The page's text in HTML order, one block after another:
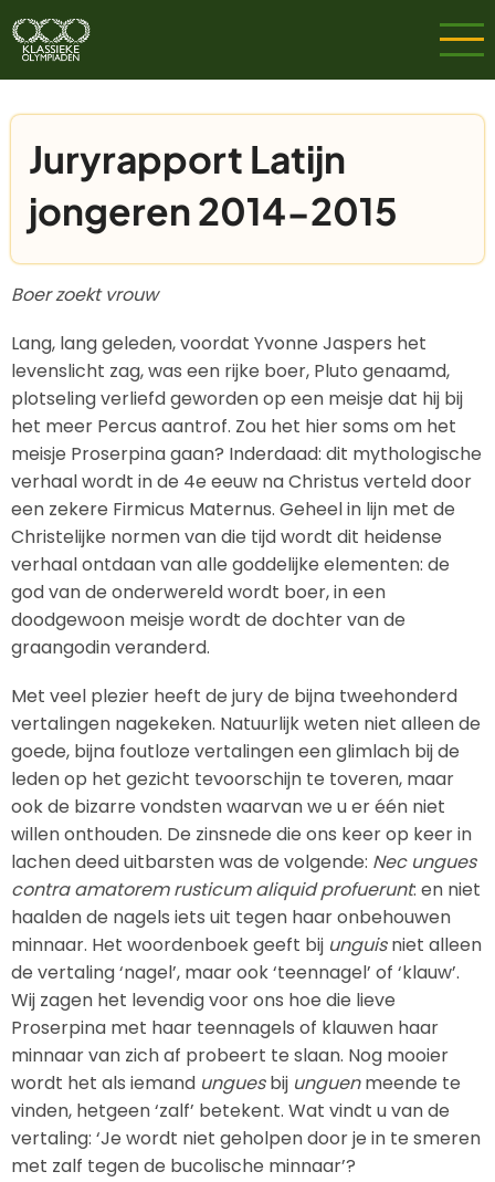
Overslaan
en
naar
inhoud
gaanJuryrapport Latijn
jongeren 2014-2015
Boer zoekt vrouw
Lang, lang geleden, voordat Yvonne Jaspers het
levenslicht zag, was een rijke boer, Pluto genaamd,
plotseling verliefd geworden op een meisje dat hij bij
het meer Percus aantrof. Zou het hier soms om het
meisje Proserpina gaan? Inderdaad: dit mythologische
verhaal wordt in de 4e eeuw na Christus verteld door
een zekere Firmicus Maternus. Geheel in lijn met de
Christelijke normen van die tijd wordt dit heidense
verhaal ontdaan van alle goddelijke elementen: de
god van de onderwereld wordt boer, in een
doodgewoon meisje wordt de dochter van de
graangodin veranderd.
Met veel plezier heeft de jury de bijna tweehonderd
vertalingen nagekeken. Natuurlijk weten niet alleen de
goede, bijna foutloze vertalingen een glimlach bij de
leden op het gezicht tevoorschijn te toveren, maar
ook de bizarre vondsten waarvan we u er één niet
willen onthouden. De zinsnede die ons keer op keer in
lachen deed uitbarsten was de volgende: Nec ungues
contra amatorem rusticum aliquid profuerunt: en niet
haalden de nagels iets uit tegen haar onbehouwen
minnaar. Het woordenboek geeft bij unguisniet alleen
de vertaling ‘nagel’, maar ook ‘teennagel’ of ‘klauw’.
Wij zagen het levendig voor ons hoe die lieve
Proserpina met haar teennagels of klauwen haar
minnaar van zich af probeert te slaan. Nog mooier
wordt het als iemand unguesbij unguenmeende te
vinden, hetgeen ‘zalf’ betekent. Wat vindt u van de
vertaling: ‘Je wordt niet geholpen door je in te smeren
met zalf tegen de bucolische minnaar’?